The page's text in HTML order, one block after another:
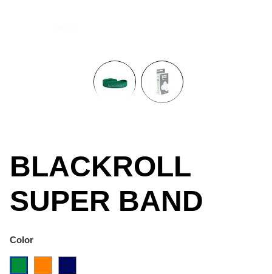
BLACKROLL
SUPER BAND
Color